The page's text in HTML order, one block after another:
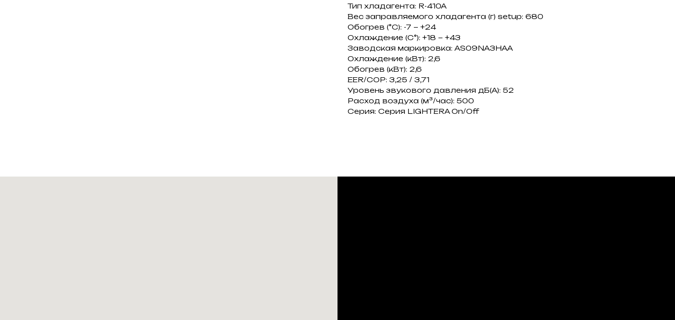
Тип хладагента: R-410A
Вес заправляемого хладагента (г) setup: 680
Обогрев (°С): -7 ~ +24
Охлаждение (С°): +18 ~ +43
Заводская маркировка: AS09NA3HAA
Охлаждение (кВт): 2,6
Обогрев (кВт): 2,6
EER/COP: 3,25 / 3,71
Уровень звукового давления дБ(А): 52
Расход воздуха (м³/час): 500
Серия: Серия LIGHTERA On/Off